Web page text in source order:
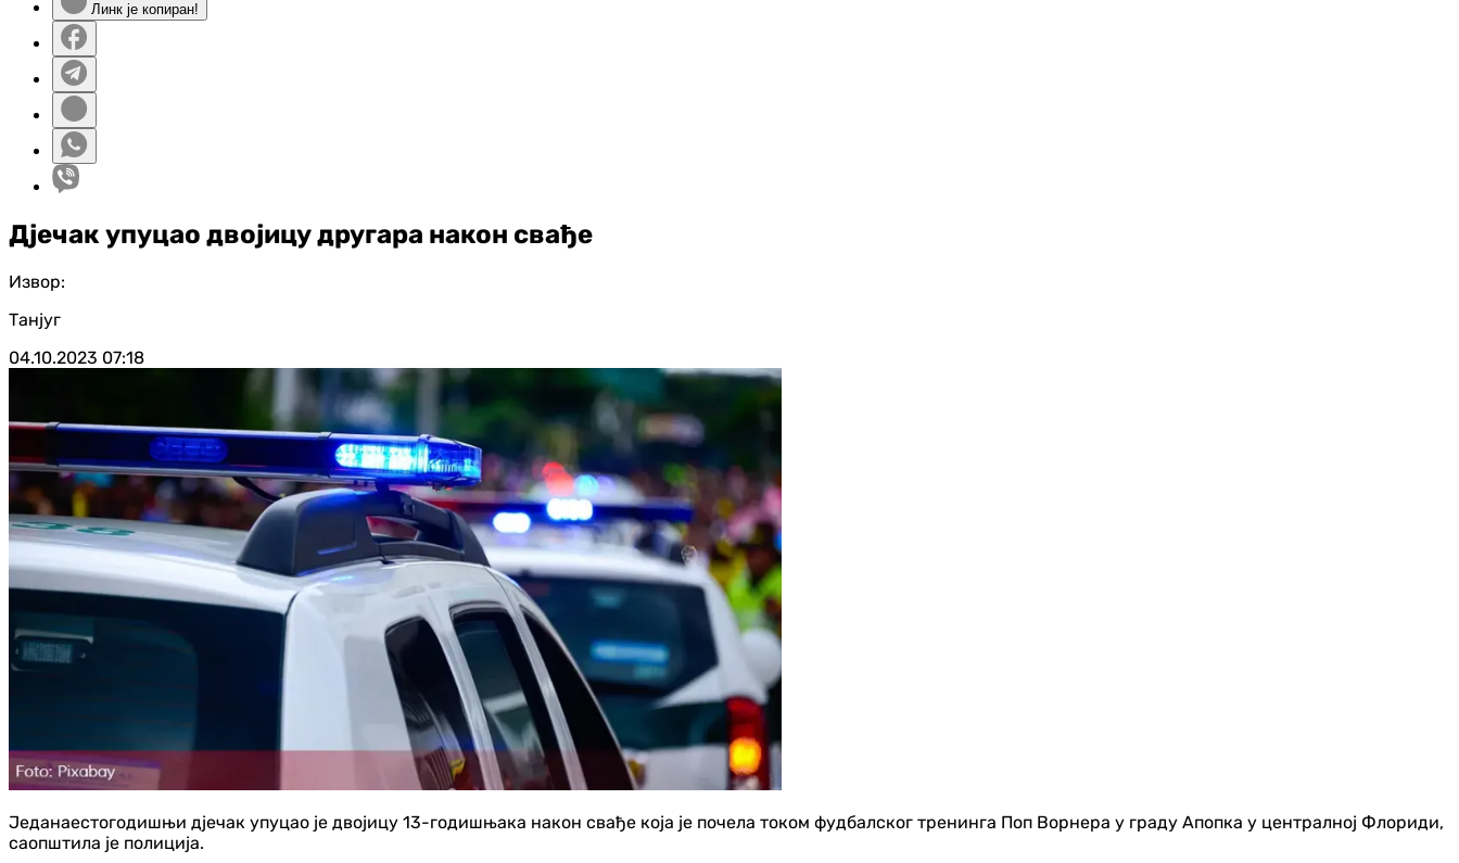
Линк је копиран!
Дјечак упуцао двојицу другара након свађе
Извор:
Танјуг
04.10.2023 07:18
Једанаестогодишњи дјечак упуцао је двојицу 13-годишњака након свађе која је почела током фудбалског тренинга Поп Ворнера у граду Апопка у централној Флориди,
саопштила је полиција.